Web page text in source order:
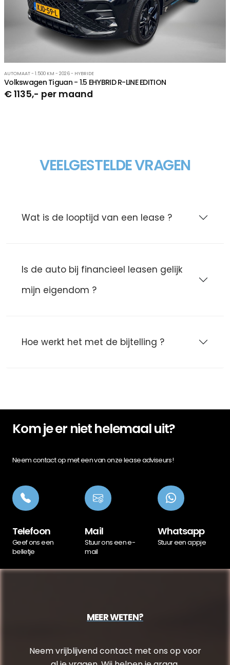
AUTOMAAT - 1.500 KM - 2026 - HYBRIDE
Volkswagen Tiguan - 1.5 EHYBRID R-LINE EDITION
€ 1135,- per maand
VEELGESTELDE VRAGEN
Wat is de looptijd van een lease ?
Is de auto bij financieel leasen gelijk
mijn eigendom ?
Hoe werkt het met de bijtelling ?
Kom je er niet helemaal uit?
Neem contact op met een van onze lease adviseurs!
Telefoon
Geef ons een
belletje
Mail
Stuur ons een e-
mail
Whatsapp
Stuur een appje
MEER WETEN?
Neem vrijblijvend contact met ons op voor